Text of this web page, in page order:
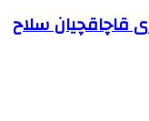
قاچاقچیان سلاح